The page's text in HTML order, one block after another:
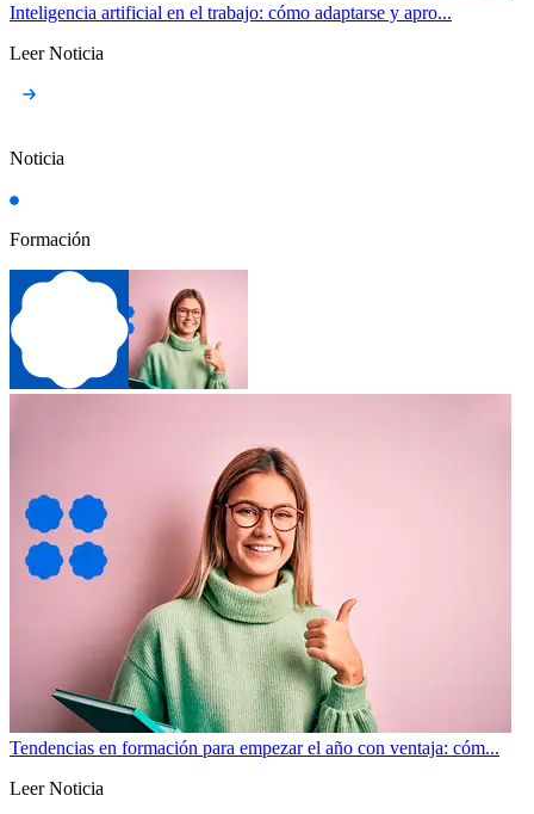
Inteligencia artificial en el trabajo: cómo adaptarse y apro...
Leer Noticia
Noticia
Formación
Tendencias en formación para empezar el año con ventaja: cóm...
Leer Noticia